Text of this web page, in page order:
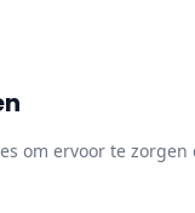
Snelle
om ervoor te